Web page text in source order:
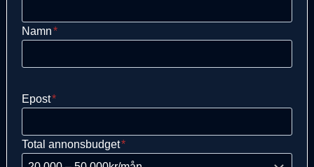
Namn *
Epost*
Total annonsbudget*